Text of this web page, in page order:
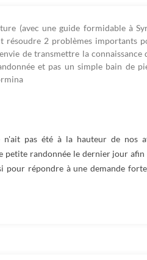
(avec une guide formidable à
résoudre 2 problèmes importants
de transmettre la connaissance
et pas un simple bain de
pas été à la hauteur de nos
petite randonnée le dernier jour
pour répondre à une demande